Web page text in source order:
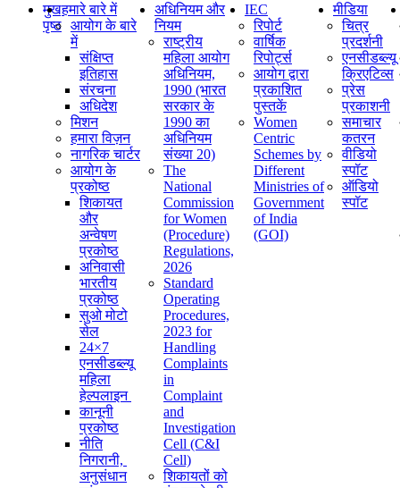
मुख
पृष्ठ
हमारे बारे में
आयोग के बारे
में
संक्षिप्‍त
इतिहास
संरचना
अधिदेश
मिशन
हमारा विज़न
नागरिक चार्टर
आयोग के
प्रकोष्ठ
शिकायत
और
अन्वेषण
प्रकोष्ठ
अनिवासी
भारतीय
प्रकोष्ठ
सुओ मोटो
सेल
24×7
एनसीडब्ल्यू
महिला
हेल्पलाइन
कानूनी
प्रकोष्ठ
नीति
निगरानी, ​​
अनुसंधान
अधिनियम और
नियम
राष्ट्रीय
महिला आयोग
अधिनियम,
1990 (भारत
सरकार के
1990 का
अधिनियम
संख्या 20)
The
National
Commission
for Women
(Procedure)
Regulations,
2026
Standard
Operating
Procedures,
2023 for
Handling
Complaints
in
Complaint
and
Investigation
Cell (C&I
Cell)
शिकायतों को
IEC
रिपोर्ट
वार्षिक
रिपोर्ट्स
आयोग द्वारा
प्रकाशित
पुस्तकें
Women
Centric
Schemes by
Different
Ministries of
Government
of India
(GOI)
मीडिया
चित्र
प्रदर्शनी
एनसीडब्ल्यू
क्रिएटिव्स
प्रेस
प्रकाशनी
समाचार
कतरन
वीडियो
स्पॉट
ऑडियो
स्पॉट